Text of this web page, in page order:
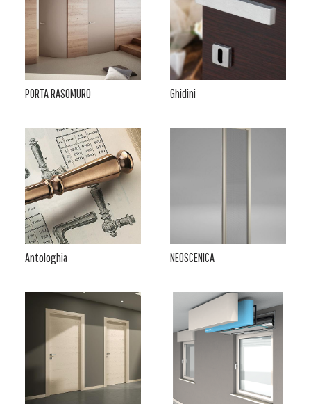
PORTA RASOMURO Ghidini
Antologhia NEOSCENICA